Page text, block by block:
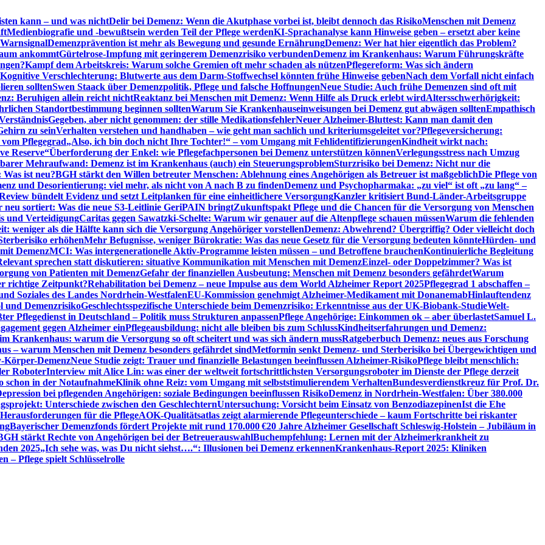
kann – und was nichtDelir bei Demenz: Wenn die Akutphase vorbei ist, bleibt dennoch das RisikoMenschen mit Demenz
Medienbiografie und -bewußtsein werden Teil der Pflege werdenKI-Sprachanalyse kann Hinweise geben – ersetzt aber keine
Demenzprävention ist mehr als Bewegung und gesunde ErnährungDemenz: Wer hat hier eigentlich das Problem?
ankommtGürtelrose-Impfung mit geringerem Demenzrisiko verbundenDemenz im Krankenhaus: Warum Führungskräfte
Kampf dem Arbeitskreis: Warum solche Gremien oft mehr schaden als nützenPflegereform: Was sich ändern
Kognitive Verschlechterung: Blutwerte aus dem Darm-Stoffwechsel könnten frühe Hinweise gebenNach dem Vorfall nicht einfach
solltenSwen Staack über Demenzpolitik, Pflege und falsche HoffnungenNeue Studie: Auch frühe Demenzen sind oft mit
Beruhigen allein reicht nichtReaktanz bei Menschen mit Demenz: Wenn Hilfe als Druck erlebt wirdAltersschwerhörigkeit:
Standortbestimmung beginnen solltenWarum Sie Krankenhauseinweisungen bei Demenz gut abwägen solltenEmpathisch
Gegeben, aber nicht genommen: der stille MedikationsfehlerNeuer Alzheimer-Bluttest: Kann man damit den
zu seinVerhalten verstehen und handhaben – wie geht man sachlich und kriteriumsgeleitet vor?Pflegeversicherung:
Pflegegrad„Also, ich bin doch nicht Ihre Tochter!“ – vom Umgang mit FehlidentifizierungenKindheit wirkt nach:
Reserve“Überforderung der Enkel: wie Pflegefachpersonen bei Demenz unterstützen könnenVerlegungsstress nach Umzug
Mehraufwand: Demenz ist im Krankenhaus (auch) ein SteuerungsproblemSturzrisiko bei Demenz: Nicht nur die
ist neu?BGH stärkt den Willen betreuter Menschen: Ablehnung eines Angehörigen als Betreuer ist maßgeblichDie Pflege von
und Desorientierung: viel mehr, als nicht von A nach B zu findenDemenz und Psychopharmaka: „zu viel“ ist oft „zu lang“ –
bündelt Evidenz und setzt Leitplanken für eine einheitlichere VersorgungKanzler kritisiert Bund-Länder-Arbeitsgruppe
neu sortiert: Was die neue S3-Leitlinie GeriPAIN bringtZukunftspakt Pflege und die Chancen für die Versorgung von Menschen
und VerteidigungCaritas gegen Sawatzki-Schelte: Warum wir genauer auf die Altenpflege schauen müssenWarum die fehlenden
weniger als die Hälfte kann sich die Versorgung Angehöriger vorstellenDemenz: Abwehrend? Übergriffig? Oder vielleicht doch
erhöhenMehr Befugnisse, weniger Bürokratie: Was das neue Gesetz für die Versorgung bedeuten könnteHürden- und
DemenzMCI: Was intergenerationelle Aktiv-Programme leisten müssen – und Betroffene brauchenKontinuierliche Begleitung
sprechen statt diskutieren: situative Kommunikation mit Menschen mit DemenzEinzel- oder Doppelzimmer? Was ist
von Patienten mit DemenzGefahr der finanziellen Ausbeutung: Menschen mit Demenz besonders gefährdetWarum
richtige Zeitpunkt?Rehabilitation bei Demenz – neue Impulse aus dem World Alzheimer Report 2025Pflegegrad 1 abschaffen –
Soziales des Landes Nordrhein-WestfalenEU-Kommission genehmigt Alzheimer-Medikament mit DonanemabHinlauftendenz
und DemenzrisikoGeschlechtsspezifische Unterschiede beim Demenzrisiko: Erkenntnisse aus der UK-Biobank-StudieWelt-
Pflegedienst in Deutschland – Politik muss Strukturen anpassenPflege Angehörige: Einkommen ok – aber überlastetSamuel L.
gegen Alzheimer einPflegeausbildung: nicht alle bleiben bis zum SchlussKindheitserfahrungen und Demenz:
Krankenhaus: warum die Versorgung so oft scheitert und was sich ändern mussRatgeberbuch Demenz: neues aus Forschung
– warum Menschen mit Demenz besonders gefährdet sindMetformin senkt Demenz- und Sterberisiko bei Übergewichtigen und
Körper-DemenzNeue Studie zeigt: Trauer und finanzielle Belastungen beeinflussen Alzheimer-RisikoPflege bleibt menschlich:
RoboterInterview mit Alice Lin: was einer der weltweit fortschrittlichsten Versorgungsroboter im Dienste der Pflege derzeit
schon in der NotaufnahmeKlinik ohne Reiz: vom Umgang mit selbststimulierendem VerhaltenBundesverdienstkreuz für Prof. Dr.
bei pflegenden Angehörigen: soziale Bedingungen beeinflussen RisikoDemenz in Nordrhein-Westfalen: Über 380.000
Unterschiede zwischen den GeschlechternUntersuchung: Vorsicht beim Einsatz von BenzodiazepinenIst die Ehe
für die PflegeAOK-Qualitätsatlas zeigt alarmierende Pflegeunterschiede – kaum Fortschritte bei riskanter
Bayerischer Demenzfonds fördert Projekte mit rund 170.000 €20 Jahre Alzheimer Gesellschaft Schleswig-Holstein – Jubiläum in
stärkt Rechte von Angehörigen bei der BetreuerauswahlBuchempfehlung: Lernen mit der Alzheimerkrankheit zu
2025„Ich sehe was, was Du nicht siehst….“: Illusionen bei Demenz erkennenKrankenhaus-Report 2025: Kliniken
– Pflege spielt Schlüsselrolle